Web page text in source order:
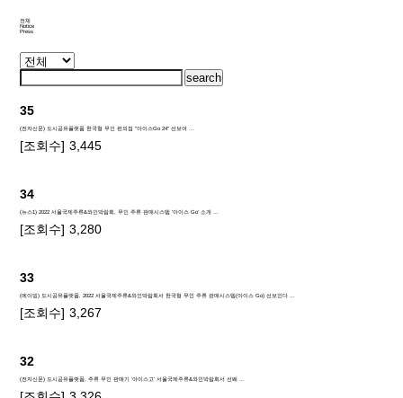
전체
Notice
Press
search
35
(전자신문) 도시공유플랫폼 한국형 무인 편의점 "아이스Go 24" 선보여 ...
[조회수] 3,445
34
(뉴스1) 2022 서울국제주류&와인박람회, 무인 주류 판매시스템 '아이스 Go' 소개 ...
[조회수] 3,280
33
(에이빙) 도시공유플랫폼, 2022 서울국제주류&와인박람회서 한국형 무인 주류 판매시스템(아이스 Go) 선보인다 ...
[조회수] 3,267
32
(전자신문) 도시공유플랫폼, 주류 무인 판매기 '아이스고' 서울국제주류&와인박람회서 선봬 ...